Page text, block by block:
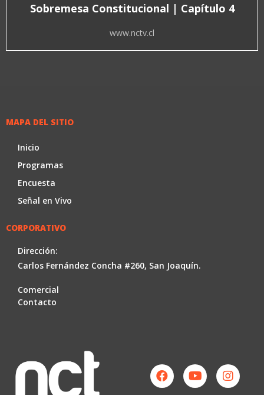
Sobremesa Constitucional | Capítulo 4
www.nctv.cl
MAPA DEL SITIO
Inicio
Programas
Encuesta
Señal en Vivo
CORPORATIVO
Dirección:
Carlos Fernández Concha #260, San Joaquín.
Comercial
Contacto